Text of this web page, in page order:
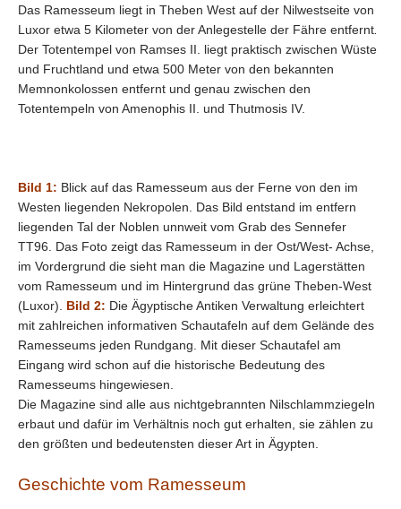
Das Ramesseum liegt in Theben West auf der Nilwestseite von
Luxor etwa 5 Kilometer von der Anlegestelle der Fähre entfernt.
Der Totentempel von Ramses II. liegt praktisch zwischen Wüste
und Fruchtland und etwa 500 Meter von den bekannten
Memnonkolossen entfernt und genau zwischen den
Totentempeln von Amenophis II. und Thutmosis IV.
Bild 1: Blick auf das Ramesseum aus der Ferne von den im
Westen liegenden Nekropolen. Das Bild entstand im entfern
liegenden Tal der Noblen unnweit vom Grab des Sennefer
TT96. Das Foto zeigt das Ramesseum in der Ost/West- Achse,
im Vordergrund die sieht man die Magazine und Lagerstätten
vom Ramesseum und im Hintergrund das grüne Theben-West
(Luxor). Bild 2: Die Ägyptische Antiken Verwaltung erleichtert
mit zahlreichen informativen Schautafeln auf dem Gelände des
Ramesseums jeden Rundgang. Mit dieser Schautafel am
Eingang wird schon auf die historische Bedeutung des
Ramesseums hingewiesen.
Die Magazine sind alle aus nichtgebrannten Nilschlammziegeln
erbaut und dafür im Verhältnis noch gut erhalten, sie zählen zu
den größten und bedeutensten dieser Art in Ägypten.
Geschichte vom Ramesseum